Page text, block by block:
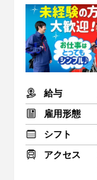
給与
雇用形態
シフト
アクセス